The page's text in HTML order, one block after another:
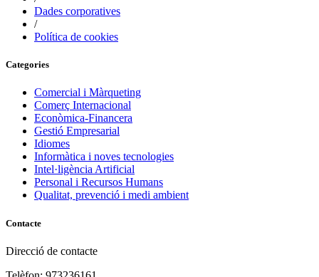
Dades corporatives
/
Política de cookies
Categories
Comercial i Màrqueting
Comerç Internacional
Econòmica-Financera
Gestió Empresarial
Idiomes
Informàtica i noves tecnologies
Intel·ligència Artificial
Personal i Recursos Humans
Qualitat, prevenció i medi ambient
Contacte
Direcció de contacte